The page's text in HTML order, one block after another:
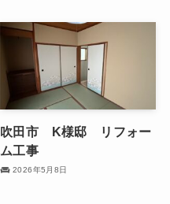
吹田市 K様邸 リフォー
ム工事
2026年5月8日